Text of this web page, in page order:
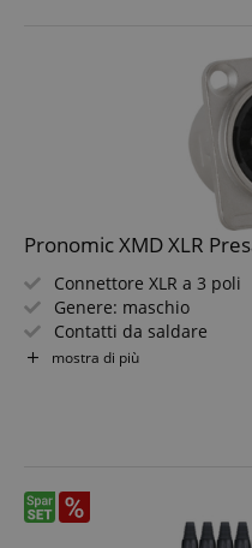
Pronomic XMD XLR
Connettore XLR a 3 poli
Genere: maschio
Contatti da saldare
Dimensioni pannello
Per mixer, diffusori,
mostra di più